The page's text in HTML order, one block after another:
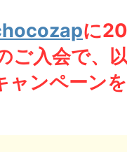
に
ご入会で、
ャンペーン